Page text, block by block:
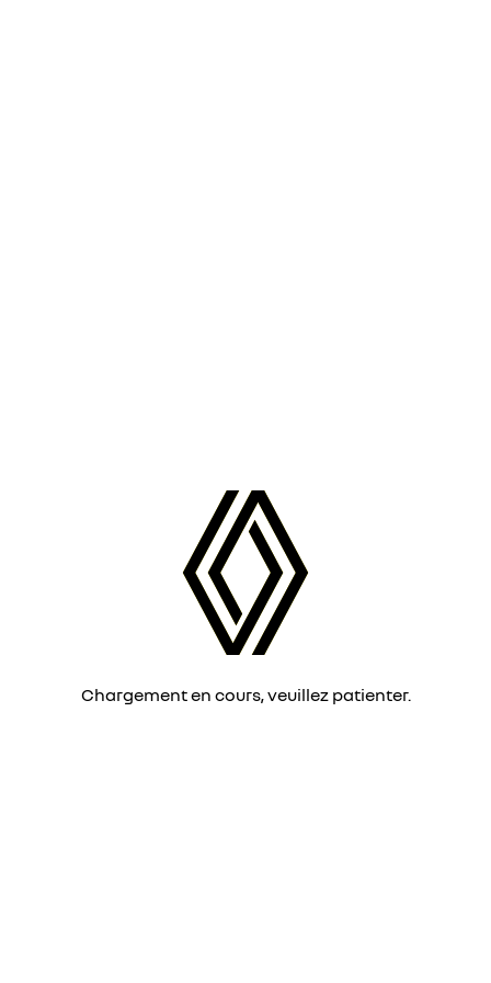
Chargement en cours, veuillez patienter.